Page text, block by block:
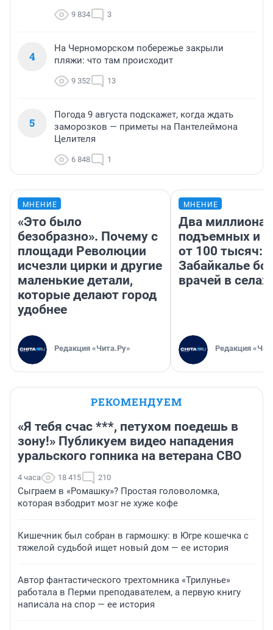
9 834 3
4
На Черноморском побережье закрыли
пляжи: что там происходит
9 352 13
5
Погода 9 августа подскажет, когда ждать
заморозков — приметы на Пантелеймона
Целителя
6 848 1
МНЕНИЕ
«Это было
безобразно». Почему с
площади Революции
исчезли цирки и другие
маленькие детали,
которые делают город
удобнее
Редакция «Чита.Ру»
МНЕНИЕ
Два миллиона
подъемных и
от 100 тысяч:
Забайкалье
врачей в селах
Редакция
РЕКОМЕНДУЕМ
«Я тебя счас ***, петухом поедешь в
зону!» Публикуем видео нападения
уральского гопника на ветерана СВО
4 часа 18 415 210
Сыграем в «Ромашку»? Простая головоломка,
которая взбодрит мозг не хуже кофе
Кишечник был собран в гармошку: в Югре кошечка с
тяжелой судьбой ищет новый дом — ее история
Автор фантастического трехтомника «Трилунье»
работала в Перми преподавателем, а первую книгу
написала на спор — ее история